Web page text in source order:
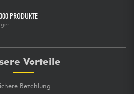
PRODUKTE
Vorteile
Bezahlung